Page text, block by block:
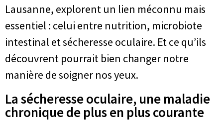
Lausanne, explorent un lien méconnu mais
essentiel : celui entre nutrition, microbiote
intestinal et sécheresse oculaire. Et ce qu’ils
découvrent pourrait bien changer notre
manière de soigner nos yeux.
La sécheresse oculaire, une maladie
chronique de plus en plus courante